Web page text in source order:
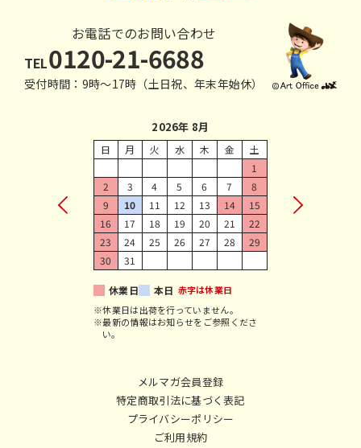
お電話でのお問い合わせ
TEL0120-21-6688
受付時間：9時〜17時（土日祝、年末年始休）
メルマガ会員登録
特定商取引法に基づく表記
プライバシーポリシー
ご利用規約
2026年 8月
日 月 火 水 木 金
土
1
2
3 4 5 6 7
8
9
10 11 12 13 14
15
16
17 18 19 20 21
22
23
24 25 26 27 28
29
30
31
休業日 本日 赤字は休業日
※休業日は出荷を行っていません。
※最新の情報はお知らせをご参照くださ
い。